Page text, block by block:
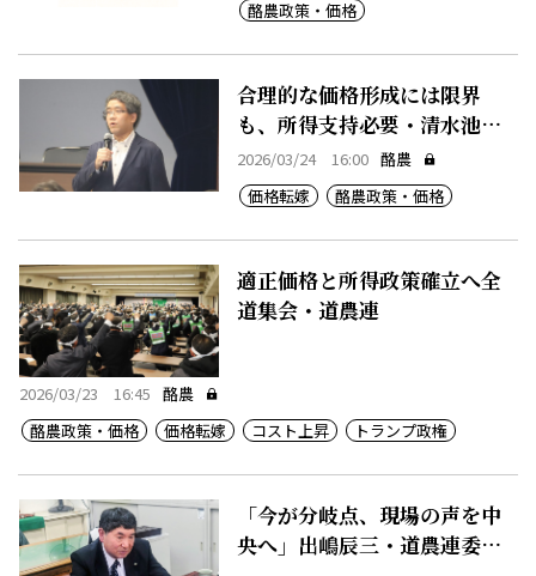
酪農政策・価格
合理的な価格形成には限界
も、所得支持必要・清水池准
教授
2026/03/24 16:00 酪農
価格転嫁
酪農政策・価格
適正価格と所得政策確立へ全
道集会・道農連
2026/03/23 16:45 酪農
酪農政策・価格
価格転嫁 コスト上昇 トランプ政権
「今が分岐点、現場の声を中
央へ」出嶋辰三・道農連委員